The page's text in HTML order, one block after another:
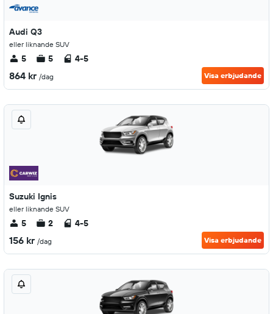
Audi Q3
eller liknande SUV
5 5 4-5
864 kr /dag Visa erbjudande
Suzuki Ignis
eller liknande SUV
5 2 4-5
156 kr /dag Visa erbjudande